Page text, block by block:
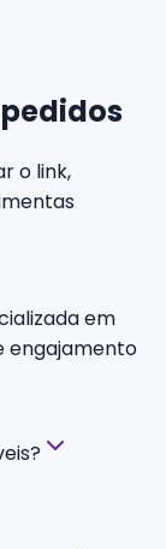
o link,
em
engajamento